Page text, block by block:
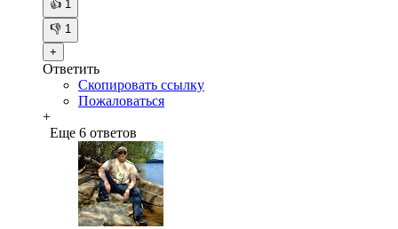
👍 1
👎 1
+
Ответить
Скопировать ссылку
Пожаловаться
+
Еще 6 ответов